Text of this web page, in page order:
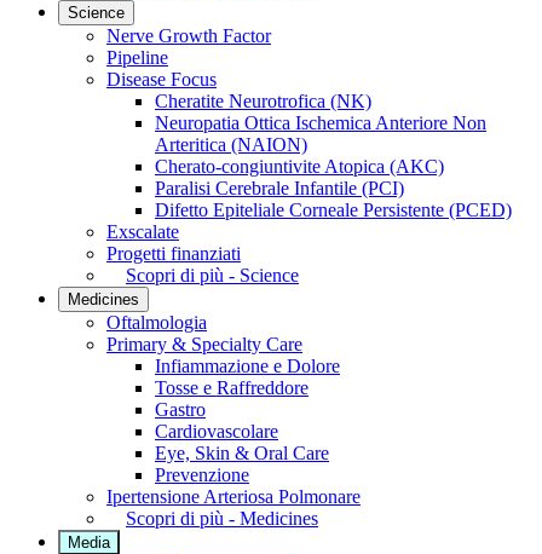
Science
Nerve Growth Factor
Pipeline
Disease Focus
Cheratite Neurotrofica (NK)
Neuropatia Ottica Ischemica Anteriore Non
Arteritica (NAION)
Cherato-congiuntivite Atopica (AKC)
Paralisi Cerebrale Infantile (PCI)
Difetto Epiteliale Corneale Persistente (PCED)
Exscalate
Progetti finanziati
Scopri di più - Science
Medicines
Oftalmologia
Primary & Specialty Care
Infiammazione e Dolore
Tosse e Raffreddore
Gastro
Cardiovascolare
Eye, Skin & Oral Care
Prevenzione
Ipertensione Arteriosa Polmonare
Scopri di più - Medicines
Media